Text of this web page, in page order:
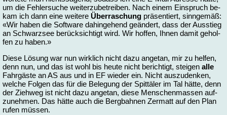
um die Feh­ler­su­che wei­ter­zu­be­trei­ben. Nach ei­nem Ein­spruch be­
kam ich dann ei­ne wei­te­re Über­ra­schung prä­sen­tiert, sinn­ge­mäß:
«Wir ha­ben die Soft­ware da­hin­ge­hend ge­än­dert, dass der Aus­stieg
an Schwarz­see be­rück­sich­tigt wird. Wir hof­fen, Ih­nen da­mit ge­hol­
fen zu ha­ben.»
Die­se Lö­sung war nun wirk­lich nicht da­zu an­ge­tan, mir zu hel­fen,
denn nun, und das ist wohl bis heu­te nicht be­rich­tigt, stei­gen al­le
Fahr­gäs­te an AS aus und in EF wie­der ein. Nicht aus­zu­den­ken,
wel­che Fol­gen das für die Be­le­gung der Spit­tä­ler im Tal hät­te, denn
der Zieh­weg ist nicht da­zu an­ge­tan, die­se Men­schen­mas­sen auf­
zu­neh­men. Das hät­te auch die Berg­bah­nen Zer­matt auf den Plan
ru­fen müs­sen.